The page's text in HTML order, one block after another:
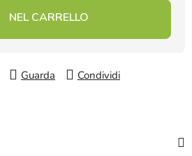
Guarda Condividi